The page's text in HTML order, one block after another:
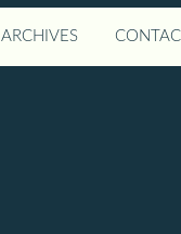
ARCHIVES